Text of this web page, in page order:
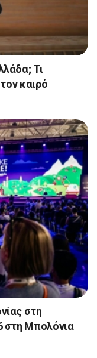
Τι
καιρό
στη
στη Μπολόνια